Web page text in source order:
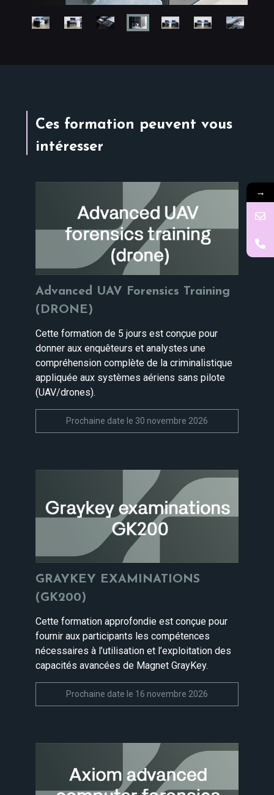
Ces formation peuvent vous
intéresser
Advanced UAV Forensics Training
(DRONE)
Cette formation de 5 jours est conçue pour
donner aux enquêteurs et analystes une
compréhension complète de la criminalistique
appliquée aux systèmes aériens sans pilote
(UAV/drones).
Prochaine date le 30 novembre 2026
GRAYKEY EXAMINATIONS
(GK200)
Cette formation approfondie est conçue pour
fournir aux participants les compétences
nécessaires à l’utilisation et l’exploitation des
capacités avancées de Magnet GrayKey.
Prochaine date le 16 novembre 2026
→